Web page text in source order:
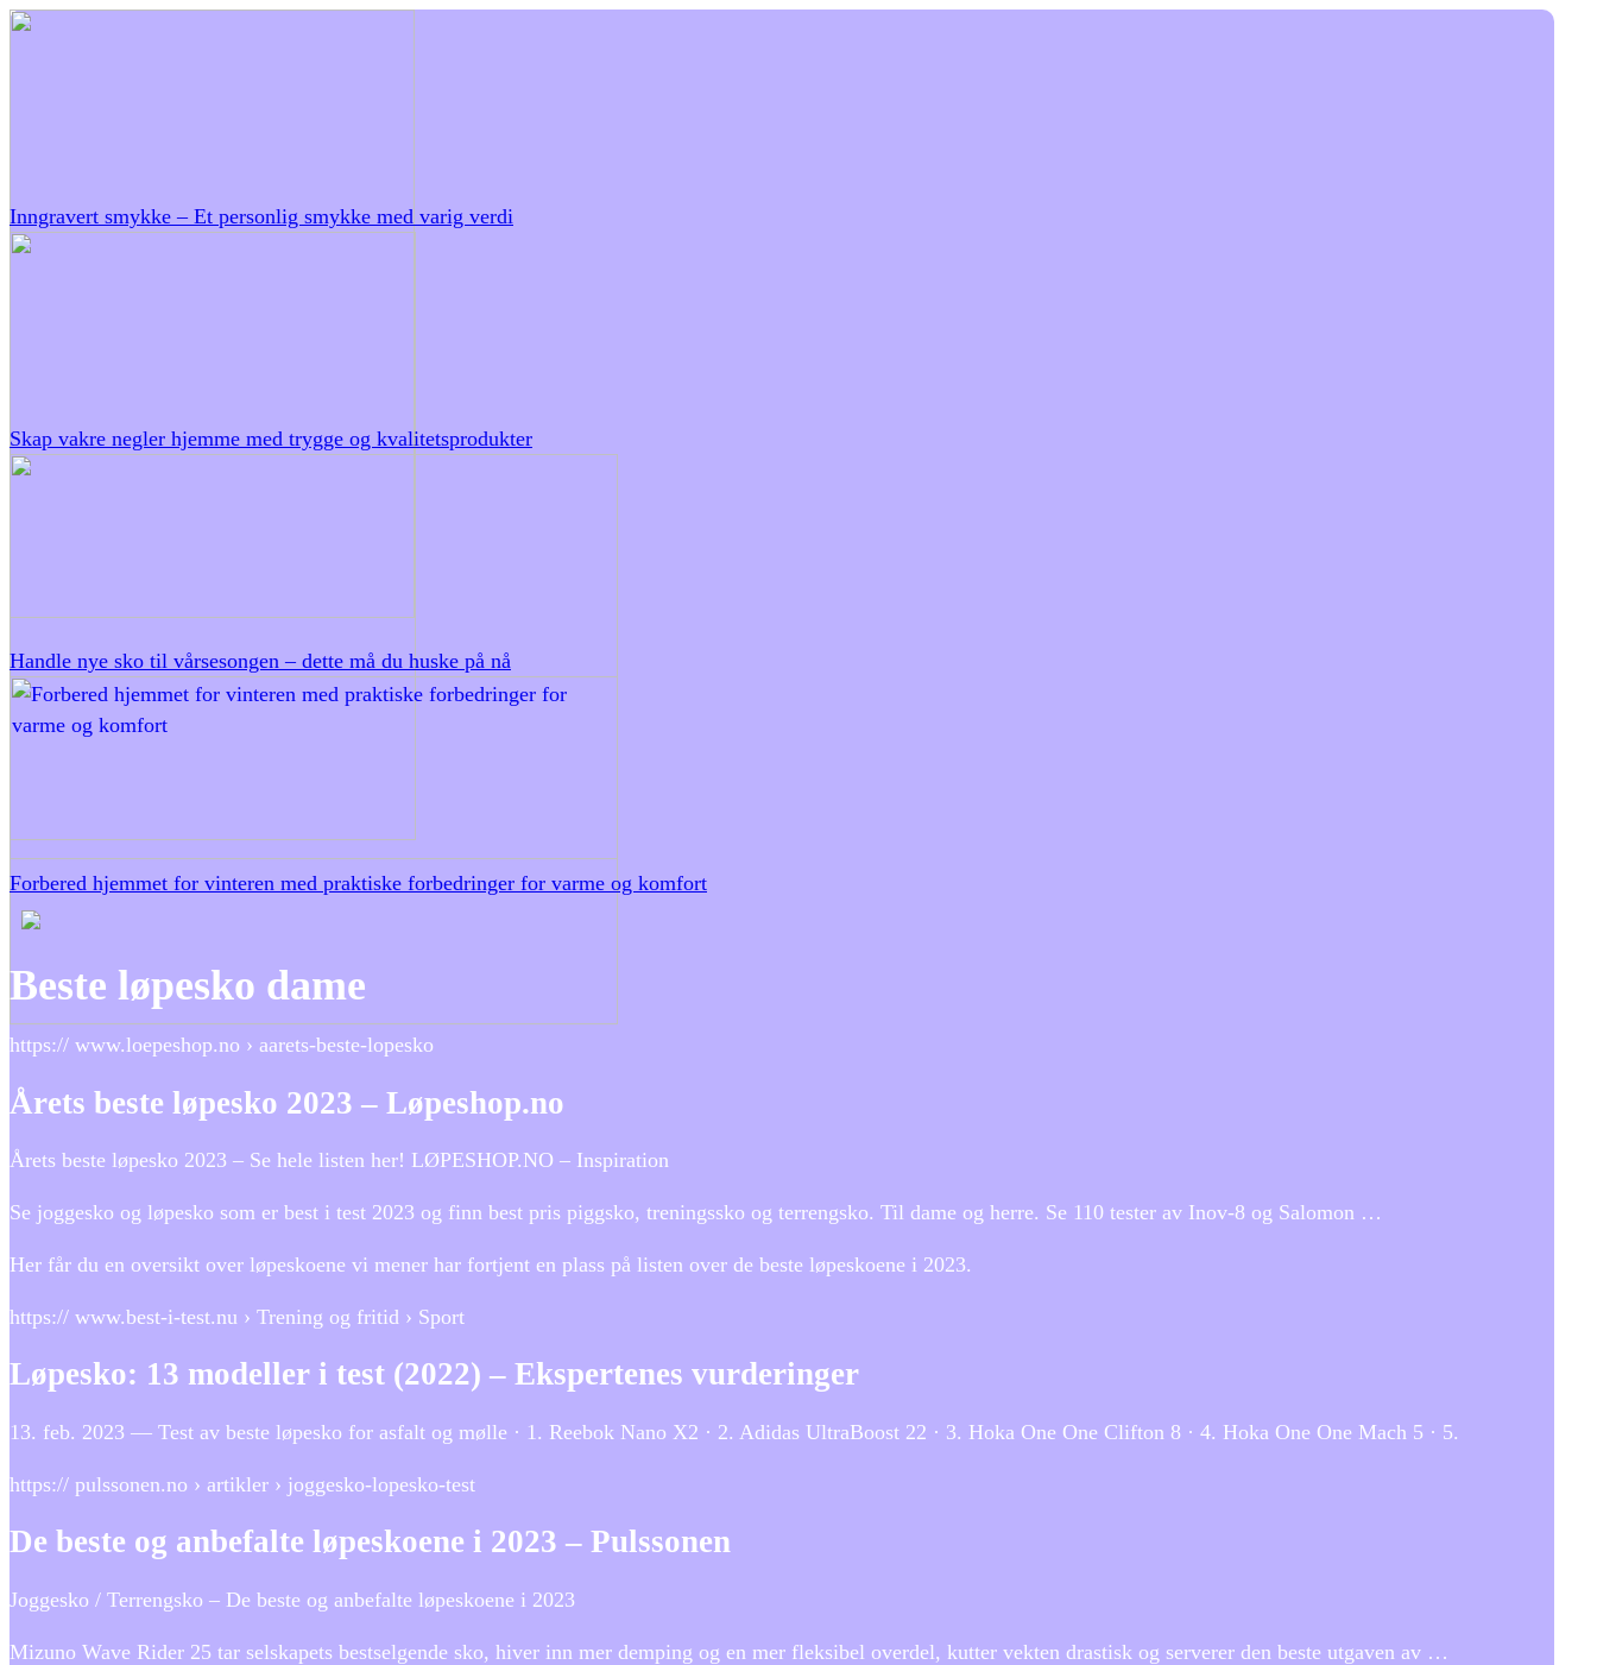
Inngravert smykke – Et personlig smykke med varig verdi
Skap vakre negler hjemme med trygge og kvalitetsprodukter
Handle nye sko til vårsesongen – dette må du huske på nå
Forbered hjemmet for vinteren med praktiske forbedringer for varme og komfort
Beste løpesko dame
https:// www.loepeshop.no › aarets-beste-lopesko
Årets beste løpesko 2023 – Løpeshop.no
Årets beste løpesko 2023 – Se hele listen her! LØPESHOP.NO – Inspiration
Se joggesko og løpesko som er best i test 2023 og finn best pris piggsko, treningssko og terrengsko. Til dame og herre. Se 110 tester av Inov-8 og Salomon …
Her får du en oversikt over løpeskoene vi mener har fortjent en plass på listen over de beste løpeskoene i 2023.
https:// www.best-i-test.nu › Trening og fritid › Sport
Løpesko: 13 modeller i test (2022) – Ekspertenes vurderinger
13. feb. 2023 — Test av beste løpesko for asfalt og mølle · 1. Reebok Nano X2 · 2. Adidas UltraBoost 22 · 3. Hoka One One Clifton 8 · 4. Hoka One One Mach 5 · 5.
https:// pulssonen.no › artikler › joggesko-lopesko-test
De beste og anbefalte løpeskoene i 2023 – Pulssonen
Joggesko / Terrengsko – De beste og anbefalte løpeskoene i 2023
Mizuno Wave Rider 25 tar selskapets bestselgende sko, hiver inn mer demping og en mer fleksibel overdel, kutter vekten drastisk og serverer den beste utgaven av …